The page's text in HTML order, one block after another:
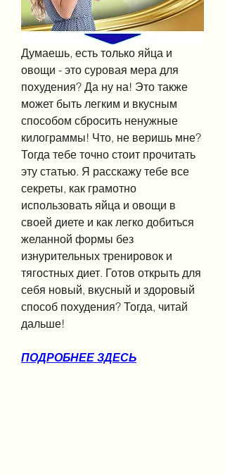
Думаешь, есть только яйца и
овощи - это суровая мера для
похудения? Да ну на! Это также
может быть легким и вкусным
способом сбросить ненужные
килограммы! Что, не веришь мне?
Тогда тебе точно стоит прочитать
эту статью. Я расскажу тебе все
секреты, как грамотно
использовать яйца и овощи в
своей диете и как легко добиться
желанной формы без
изнурительных тренировок и
тягостных диет. Готов открыть для
себя новый, вкусный и здоровый
способ похудения? Тогда, читай
дальше!
ПОДРОБНЕЕ ЗДЕСЬ